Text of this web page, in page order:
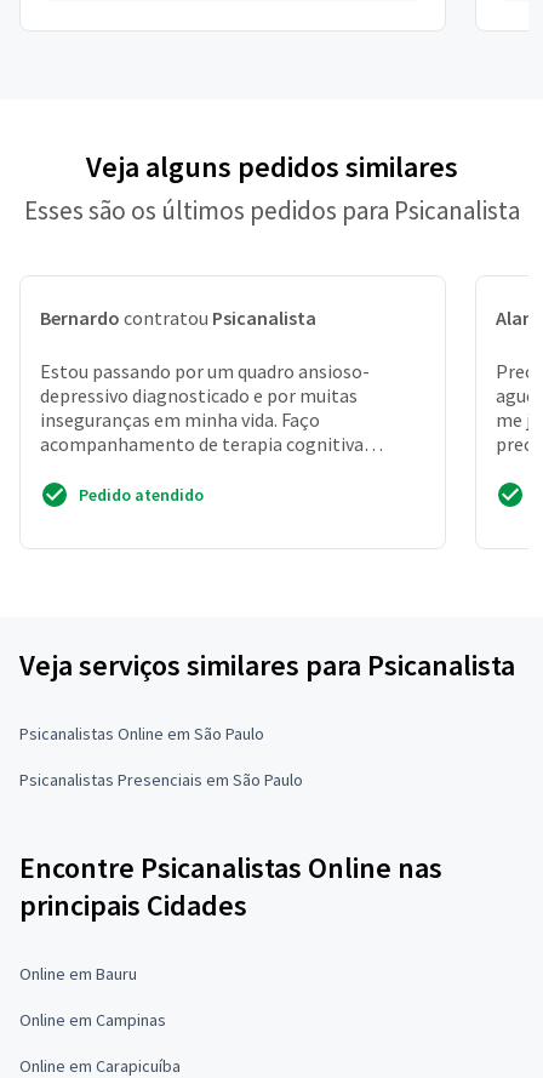
Veja alguns pedidos similares
Esses são os últimos pedidos para Psicanalista
Bernardo contratou Psicanalista
Estou passando por um quadro ansioso-
depressivo diagnosticado e por muitas
inseguranças em minha vida. Faço
acompanhamento de terapia cognitiva
quere...Pedido atendido
me
Veja serviços similares para Psicanalista
Psicanalistas Online em São Paulo
Psicanalistas Presenciais em São Paulo
Encontre Psicanalistas Online nas
principais Cidades
Online em Bauru
Online em Campinas
Online em Carapicuíba